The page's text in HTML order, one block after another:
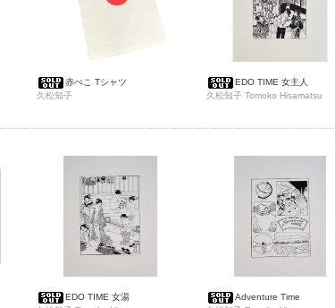
赤べこ Tシャツ
久松知子
EDO TIME 女主人
久松知子 Tomoko Hisamatsu
EDO TIME 女湯
Adventure Time